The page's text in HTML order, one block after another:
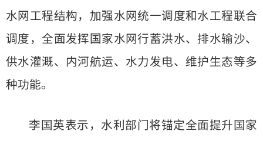
水网工程结构，加强水网统一调度和水工程联合
调度，全面发挥国家水网行蓄洪水、排水输沙、
供水灌溉、内河航运、水力发电、维护生态等多
种功能。
李国英表示，水利部门将锚定全面提升国家